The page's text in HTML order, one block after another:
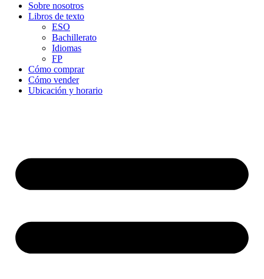
Sobre nosotros
Libros de texto
ESO
Bachillerato
Idiomas
FP
Cómo comprar
Cómo vender
Ubicación y horario